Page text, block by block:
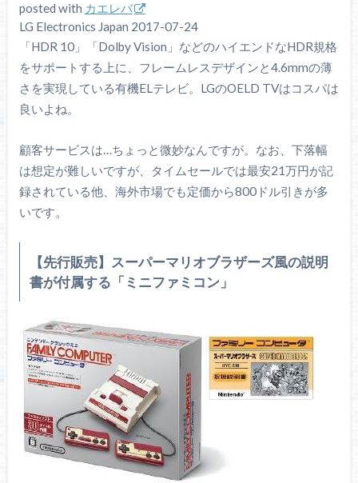
posted with カエレバ
LG Electronics Japan 2017-07-24
「HDR 10」「Dolby Vision」などのハイエンドなHDR規格
をサポートする上に、フレームレスデザインと4.6mmの薄
さを実現している有機ELテレビ。LGのOELD TVはコスパは
良いよね。
顧客サービスは…ちょっと微妙なんですが。なお、下落幅
は想定が難しいですが、タイムセールでは最安21万円が記
録されている他、海外市場でも定価から800ドル引きが多
いです。
【先行販売】スーパーマリオブラザーズ風の説明
書が付属する「ミニファミコン」